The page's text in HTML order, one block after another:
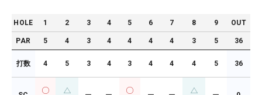
HOLE 1 2 3 4 5 6 7 8 9 OUT
PAR 5 4 3 4 4 4 4 3 5 36
打数 4 5 3 4 3 4 4 4 5 36